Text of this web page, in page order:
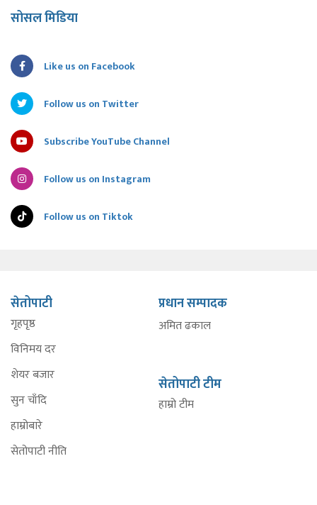
सोसल मिडिया
Like us on Facebook
Follow us on Twitter
Subscribe YouTube Channel
Follow us on Instagram
Follow us on Tiktok
सेतोपाटी
गृहपृष्ठ
विनिमय दर
शेयर बजार
सुन चाँदि
हाम्रोबारे
सेतोपाटी नीति
प्रधान सम्पादक
अमित ढकाल
सेतोपाटी टीम
हाम्रो टीम